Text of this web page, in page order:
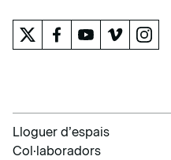
Lloguer d’espais
Col·laboradors